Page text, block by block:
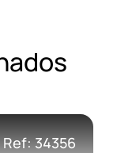
Ref: 34356